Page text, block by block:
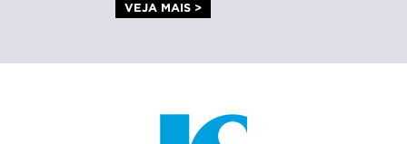
VEJA MAIS >